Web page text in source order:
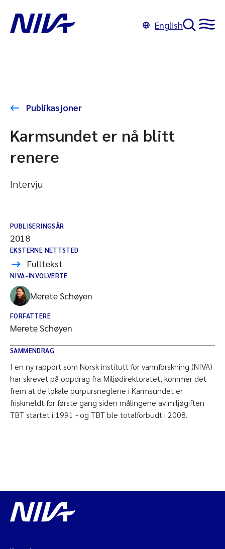
English
Publikasjoner
Karmsundet er nå blitt
renere
Intervju
PUBLISERINGSÅR
2018
EKSTERNE NETTSTED
Fulltekst
NIVA-INVOLVERTE
Merete Schøyen
FORFATTERE
Merete Schøyen
SAMMENDRAG
I en ny rapport som Norsk institutt for vannforskning (NIVA)
har skrevet på oppdrag fra Miljødirektoratet, kommer det
frem at de lokale purpursneglene i Karmsundet er
friskmeldt for første gang siden målingene av miljøgiften
TBT startet i 1991 - og TBT ble totalforbudt i 2008.